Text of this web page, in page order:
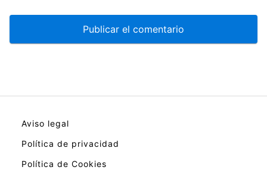
Aviso legal
Política de privacidad
Política de Cookies